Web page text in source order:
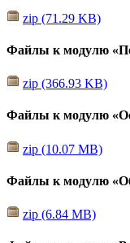
zip (71.29 KB)
Файлы к модулю
zip (366.93 KB)
Файлы к модулю
zip (10.07 MB)
Файлы к модулю
zip (6.84 MB)